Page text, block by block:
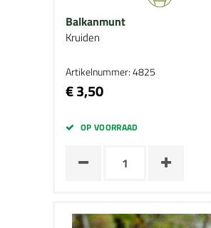
Balkanmunt
Kruiden
Artikelnummer: 4825
€ 3,50
OP VOORRAAD